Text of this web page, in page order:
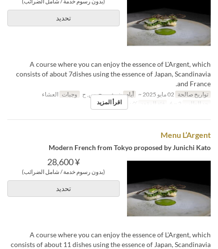
تحديد
A course where you can enjoy the essence of L'Argent, which
consists of about 7dishes using the essence of Japan, Scandinavia
and France.
تواريخ صالحة أيام ن, ث, ر, ج, س, ح وجبات العشاء
حد الطلب
فئة المقعد ダイニング اقرأ المزيد
Menu L’Argent
Modern French from Tokyo proposed by Junichi Kato
¥ 28,600
(بدون رسوم خدمة / شامل الضرائب)
تحديد
A course where you can enjoy the essence of L'Argent, which
consists of about 11 dishes using the essence of Japan, Scandinavia